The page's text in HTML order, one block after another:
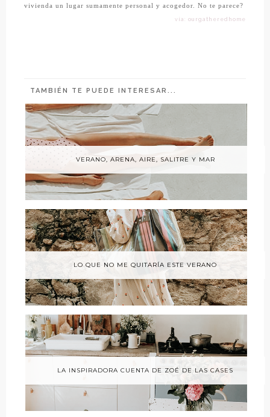
vivienda un lugar sumamente personal y acogedor. No te parece?
vía: ourgatheredhome
TAMBIÉN TE PUEDE INTERESAR...
VERANO, ARENA, AIRE, SALITRE Y MAR
LO QUE NO ME QUITARÍA ESTE VERANO
LA INSPIRADORA CUENTA DE ZOÉ DE LAS CASES